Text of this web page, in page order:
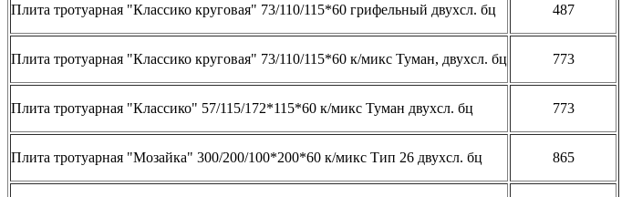
Плита тротуарная "Классико круговая" 73/110/115*60 грифельный двухсл. бц 487
Плита тротуарная "Классико круговая" 73/110/115*60 к/микс Туман, двухсл. бц 773
Плита тротуарная "Классико" 57/115/172*115*60 к/микс Туман двухсл. бц 773
Плита тротуарная "Мозайка" 300/200/100*200*60 к/микс Тип 26 двухсл. бц 865